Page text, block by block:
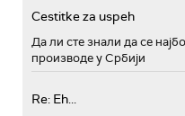
Cestitke za uspeh
Да ли сте знали да се
производе у Србији
Re: Eh...